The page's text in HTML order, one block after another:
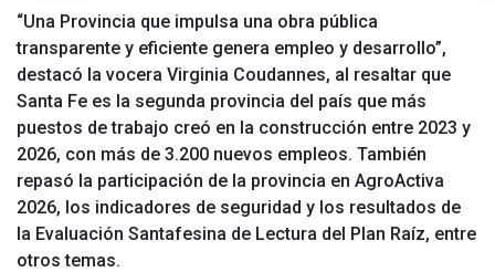
“Una Provincia que impulsa una obra pública
transparente y eficiente genera empleo y desarrollo”,
destacó la vocera Virginia Coudannes, al resaltar que
Santa Fe es la segunda provincia del país que más
puestos de trabajo creó en la construcción entre 2023 y
2026, con más de 3.200 nuevos empleos. También
repasó la participación de la provincia en AgroActiva
2026, los indicadores de seguridad y los resultados de
la Evaluación Santafesina de Lectura del Plan Raíz, entre
otros temas.